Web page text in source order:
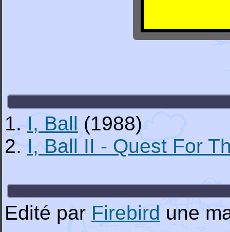
1. I, Ball (1988)
2. I, Ball II - Quest For
Edité par Firebird une